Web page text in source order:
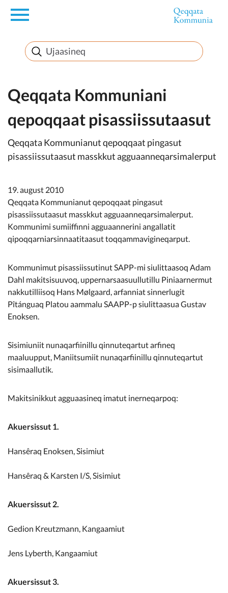
en
Innuttaasunut
Inuussutissarsiorneq
Politikki
Takornariat
Imminut sullinneq
Kommunimi pilersaarut
Kommune pillugu
Qeqqata Kommuniani
qepoqqaat pisassiissutaasut
Qeqqata Kommunianut qepoqqaat pingasut
pisassiissutaasut masskkut agguaanneqarsimalerput
19. august 2010
Qeqqata Kommunianut qepoqqaat pingasut
pisassiissutaasut masskkut agguaanneqarsimalerput.
Kommunimi sumiiffinni agguaannerini angallatit
qipoqqarniarsinnaatitaasut toqqammavigineqarput.
Kommunimut pisassiissutinut SAPP-mi siulittaasoq Adam
Dahl makitsisuuvoq, uppernarsaasuullutillu Piniaarnermut
nakkutilliisoq Hans Mølgaard, arfanniat sinnerlugit
Pîtánguaq Platou aammalu SAAPP-p siulittaasua Gustav
Enoksen.
Sisimiuniit nunaqarfiinillu qinnuteqartut arfineq
maaluupput, Maniitsumiit nunaqarfiinillu qinnuteqartut
sisimaallutik.
Makitsinikkut agguaasineq imatut inerneqarpoq:
Akuersissut 1.
Hansêraq Enoksen, Sisimiut
Hansêraq & Karsten I/S, Sisimiut
Akuersissut 2.
Gedion Kreutzmann, Kangaamiut
Jens Lyberth, Kangaamiut
Akuersissut 3.